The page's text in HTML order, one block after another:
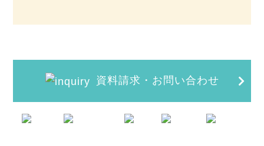
資料請求・お問い合わせ